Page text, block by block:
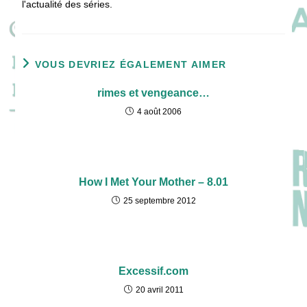
l'actualité des séries.
VOUS DEVRIEZ ÉGALEMENT AIMER
rimes et vengeance…
4 août 2006
How I Met Your Mother – 8.01
25 septembre 2012
Excessif.com
20 avril 2011